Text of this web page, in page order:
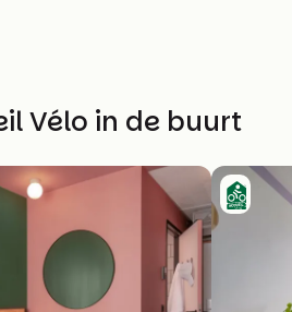
Vélo in de buurt